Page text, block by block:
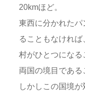
20kmほど。
東西に分かれた
ることもなけれ
村がひとつになる
両国の境目である
しかしこの国境